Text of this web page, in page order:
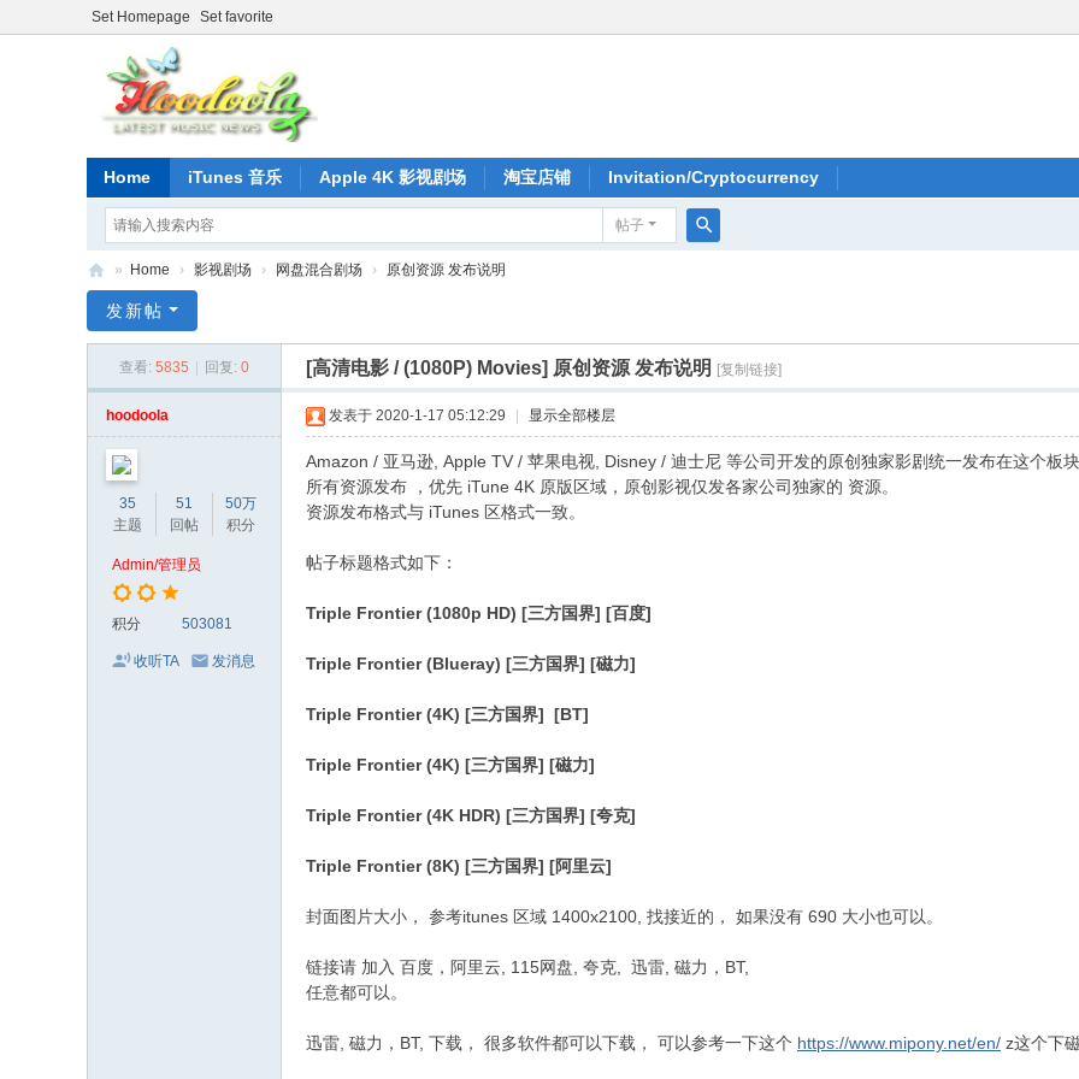
Set Homepage Set favorite
Home iTunes 音乐 Apple 4K 影视剧场 淘宝店铺 Invitation/Cryptocurrency
帖子
版
» Home › 影视剧场 › 网盘混合剧场 › 原创资源 发布说明
发新帖
查看: 5835 回复: 0 [高清电影 / (1080P) Movies] 原创资源 发布说明 [复制链接]
hoodoola
35
主题
51
回帖
50万
积分
Admin/管理员
积分 503081
收听TA 发消息
发表于 2020-1-17 05:12:29 显示全部楼层
Amazon / 亚马逊, Apple TV / 苹果电视, Disney / 迪士尼 等公司开发的原创独家影剧统一发布在这个板块
所有资源发布 ，优先 iTune 4K 原版区域，原创影视仅发各家公司独家的 资源。
资源发布格式与 iTunes 区格式一致。
帖子标题格式如下：
Triple Frontier (1080p HD) [三方国界] [百度]
Triple Frontier (Blueray) [三方国界] [磁力]
Triple Frontier (4K) [三方国界] [BT]
Triple Frontier (4K) [三方国界] [磁力]
Triple Frontier (4K HDR) [三方国界] [夸克]
Triple Frontier (8K) [三方国界] [阿里云]
封面图片大小， 参考itunes 区域 1400x2100, 找接近的， 如果没有 690 大小也可以。
链接请 加入 百度，阿里云, 115网盘, 夸克, 迅雷, 磁力，BT,
任意都可以。
迅雷, 磁力，BT, 下载， 很多软件都可以下载， 可以参考一下这个 https://www.mipony.net/en/ z这个下